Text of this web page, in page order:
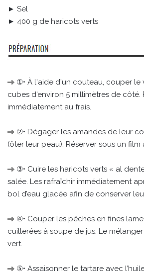
► Sel
► 400 g de haricots verts
①• À l'aide d'un couteau, couper le
cubes d'environ 5 millimètres de côté.
immédiatement au frais.
②• Dégager les amandes de leur
(ôter leur peau). Réserver sous un film
③• Cuire les haricots verts « al
salée. Les rafraîchir immédiatement
bol d’eau glacée afin de conserver
④• Couper les pêches en fines
cuillerées à soupe de jus. Le
vert.
⑤• Assaisonner le tartare avec